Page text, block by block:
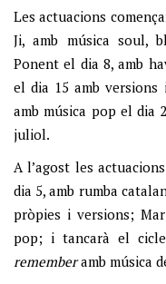
Les actuacions
Ji, amb música soul,
Ponent el dia 8, amb
el dia 15 amb versions
amb música pop el dia
juliol.
A l’agost les
dia 5, amb rumba
pròpies i versions;
pop; i tancarà el
rememberamb música